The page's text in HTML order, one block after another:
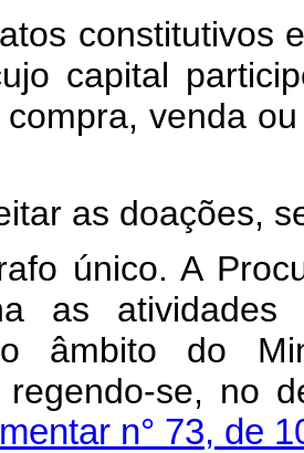
constitutivos
capital
venda
as doações,
único. A
as
âmbito do
regendo-se, no
n° 73, de